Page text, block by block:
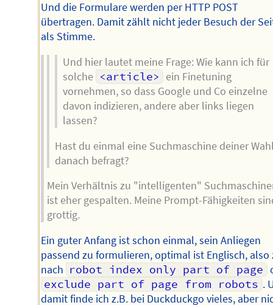
Und die Formulare werden per HTTP POST
übertragen. Damit zählt nicht jeder Besuch der
als Stimme.
Und hier lautet meine Frage: Wie kann ich für
solche <article> ein Finetuning
vornehmen, so dass Google und Co einzelne
davon indizieren, andere aber links liegen
lassen?
Hast du einmal eine Suchmaschine deiner
danach befragt?
Mein Verhältnis zu "intelligenten"
ist eher gespalten. Meine Prompt-Fähigkeiten
grottig.
Ein guter Anfang ist schon einmal, sein Anliegen
passend zu formulieren, optimal ist Englisch, also
nach robot index only part of page
exclude part of page from robots .
damit finde ich z.B. bei Duckduckgo vieles, aber